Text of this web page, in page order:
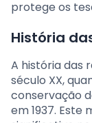
protege os
História
A história das
século XX,
conservação
em 1937.